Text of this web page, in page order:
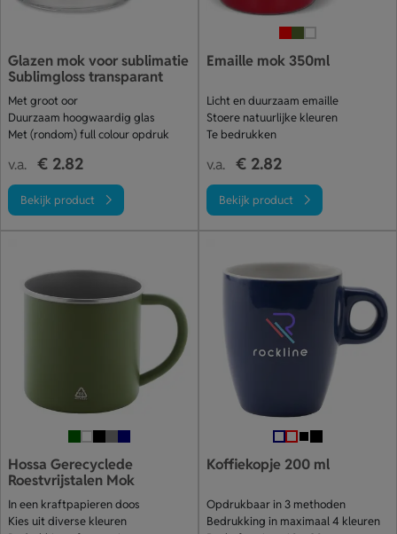
Glazen mok voor sublimatie
Sublimgloss transparant
Met groot oor
Duurzaam hoogwaardig glas
Met (rondom) full colour opdruk
v.a. € 2.82
Bekijk product
Emaille mok 350ml
Licht en duurzaam emaille
Stoere natuurlijke kleuren
Te bedrukken
v.a. € 2.82
Bekijk product
Hossa Gerecyclede
Roestvrijstalen Mok
In een kraftpapieren doos
Kies uit diverse kleuren
Koffiekopje 200 ml
Opdrukbaar in 3 methoden
Bedrukking in maximaal 4 kleuren